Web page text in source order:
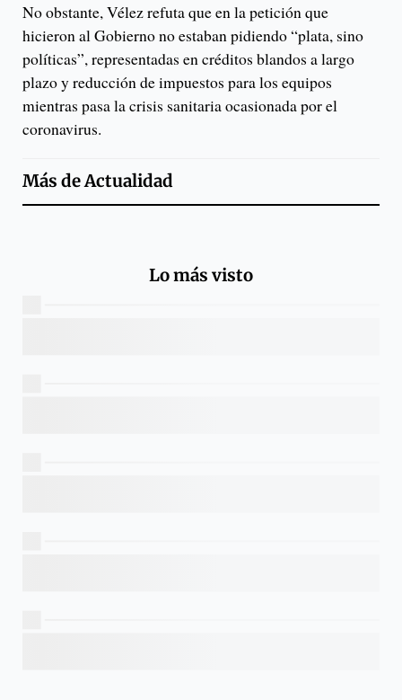
No obstante, Vélez refuta que en la petición que
hicieron al Gobierno no estaban pidiendo “plata, sino
políticas”, representadas en créditos blandos a largo
plazo y reducción de impuestos para los equipos
mientras pasa la crisis sanitaria ocasionada por el
coronavirus.
Más deActualidad
Lo más visto